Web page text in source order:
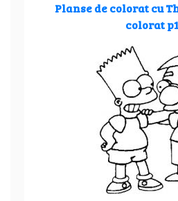
Planse de colorat cu
colorat